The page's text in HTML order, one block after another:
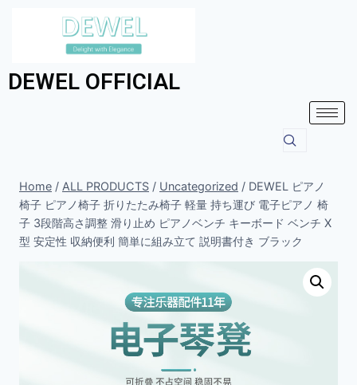
DEWEL OFFICIAL
Home / ALL PRODUCTS / Uncategorized / DEWEL ピアノ
椅子 ピアノ椅子 折りたたみ椅子 軽量 持ち運び 電子ピアノ 椅
子 3段階高さ調整 滑り止め ピアノベンチ キーボード ベンチ X
型 安定性 収納便利 簡単に組み立て 説明書付き ブラック